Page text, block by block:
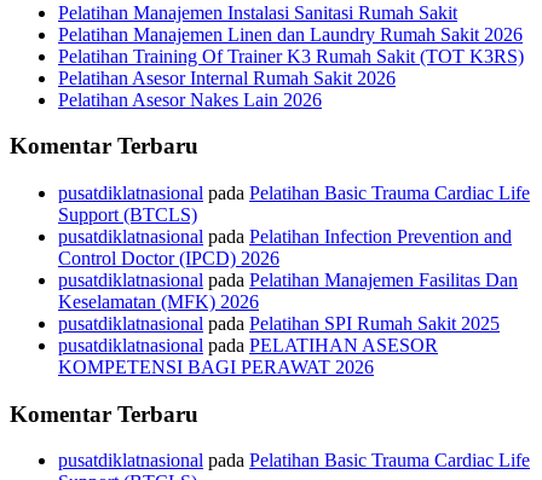
Pelatihan Manajemen Instalasi Sanitasi Rumah Sakit
Pelatihan Manajemen Linen dan Laundry Rumah Sakit 2026
Pelatihan Training Of Trainer K3 Rumah Sakit (TOT K3RS)
Pelatihan Asesor Internal Rumah Sakit 2026
Pelatihan Asesor Nakes Lain 2026
Komentar Terbaru
pusatdiklatnasional pada Pelatihan Basic Trauma Cardiac Life
Support (BTCLS)
pusatdiklatnasional pada Pelatihan Infection Prevention and
Control Doctor (IPCD) 2026
pusatdiklatnasional pada Pelatihan Manajemen Fasilitas Dan
Keselamatan (MFK) 2026
pusatdiklatnasional pada Pelatihan SPI Rumah Sakit 2025
pusatdiklatnasional pada PELATIHAN ASESOR
KOMPETENSI BAGI PERAWAT 2026
Komentar Terbaru
pusatdiklatnasional pada Pelatihan Basic Trauma Cardiac Life